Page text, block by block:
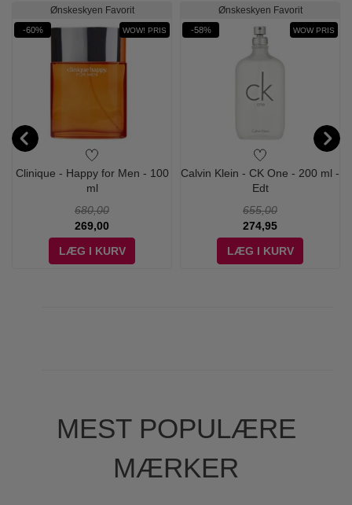
Ønskeskyen Favorit
-60% WOW! PRIS
Clinique - Happy for Men - 100
ml
680,00
269,00
LÆG I KURV
Ønskeskyen Favorit
-58% WOW PRIS
Calvin Klein - CK One - 200 ml -
Edt
655,00
274,95
LÆG I KURV
MEST POPULÆRE
MÆRKER